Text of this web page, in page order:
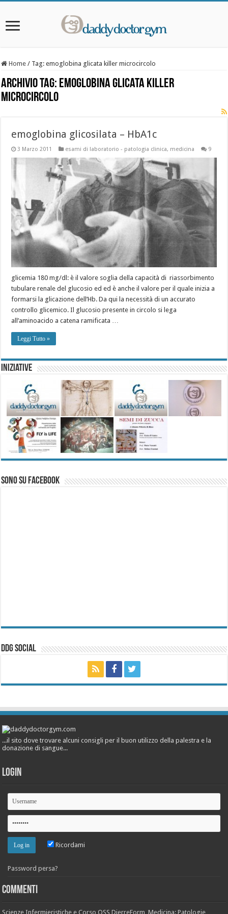
Home / Tag:emoglobina glicata killer microcircolo
Archivio Tag: emoglobina glicata killer
microcircolo
emoglobina glicosilata – HbA1c
3 Marzo 2011 esami di laboratorio - patologia clinica, medicina 9
glicemia 180 mg/dl: è il valore soglia della capacità di riassorbimento
tubulare renale del glucosio ed ed è anche il valore per il quale inizia a
formarsi la glicazione dell’Hb. Da qui la necessità di un accurato
controllo glicemico. Il glucosio presente in circolo si lega
all’aminoacido a catena ramificata …
Leggi Tutto »
Iniziative
Sono su Facebook
ddg Social
...il sito dove trovare alcuni consigli per il buon utilizzo della palestra e la
donazione di sangue...
Login
Ricordami
Password persa?
Commenti
Scienze Infermieristiche e Corso OSS DierreForm, Medicina: Patologie